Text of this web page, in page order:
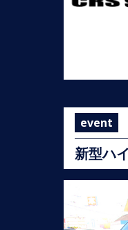
event
新型ハ